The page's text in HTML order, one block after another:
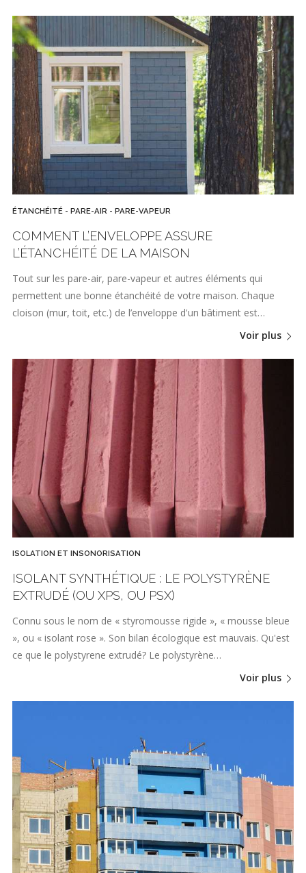
ÉTANCHÉITÉ - PARE-AIR - PARE-VAPEUR
COMMENT L’ENVELOPPE ASSURE
L’ÉTANCHÉITÉ DE LA MAISON
Tout sur les pare-air, pare-vapeur et autres éléments qui
permettent une bonne étanchéité de votre maison. Chaque
cloison (mur, toit, etc.) de l’enveloppe d'un bâtiment est…
Voir plus
ISOLATION ET INSONORISATION
ISOLANT SYNTHÉTIQUE : LE POLYSTYRÈNE
EXTRUDÉ (OU XPS, OU PSX)
Connu sous le nom de « styromousse rigide », « mousse bleue
», ou « isolant rose ». Son bilan écologique est mauvais. Qu'est
ce que le polystyrene extrudé? Le polystyrène…
Voir plus